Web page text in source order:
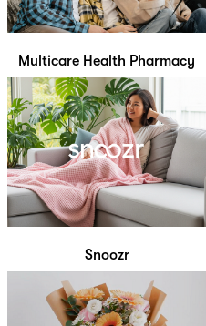
Multicare Health Pharmacy
Snoozr